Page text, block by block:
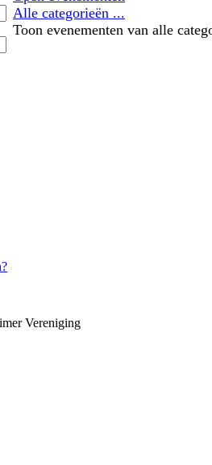
Alle categorieën ...
Toon evenementen van alle
Vereniging